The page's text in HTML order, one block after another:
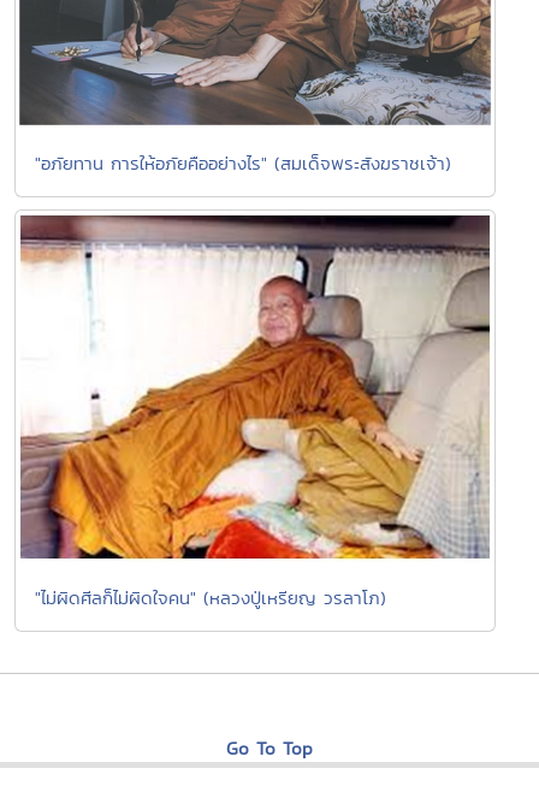
"อภัยทาน การให้อภัยคืออย่างไร" (สมเด็จพระสังฆราชเจ้า)
"ไม่ผิดศีลก็ไม่ผิดใจคน" (หลวงปู่เหรียญ วรลาโภ)
Go To Top